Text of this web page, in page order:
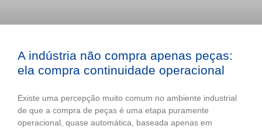
A indústria não compra apenas peças:
ela compra continuidade operacional
Existe uma percepção muito comum no ambiente industrial
de que a compra de peças é uma etapa puramente
operacional, quase automática, baseada apenas em